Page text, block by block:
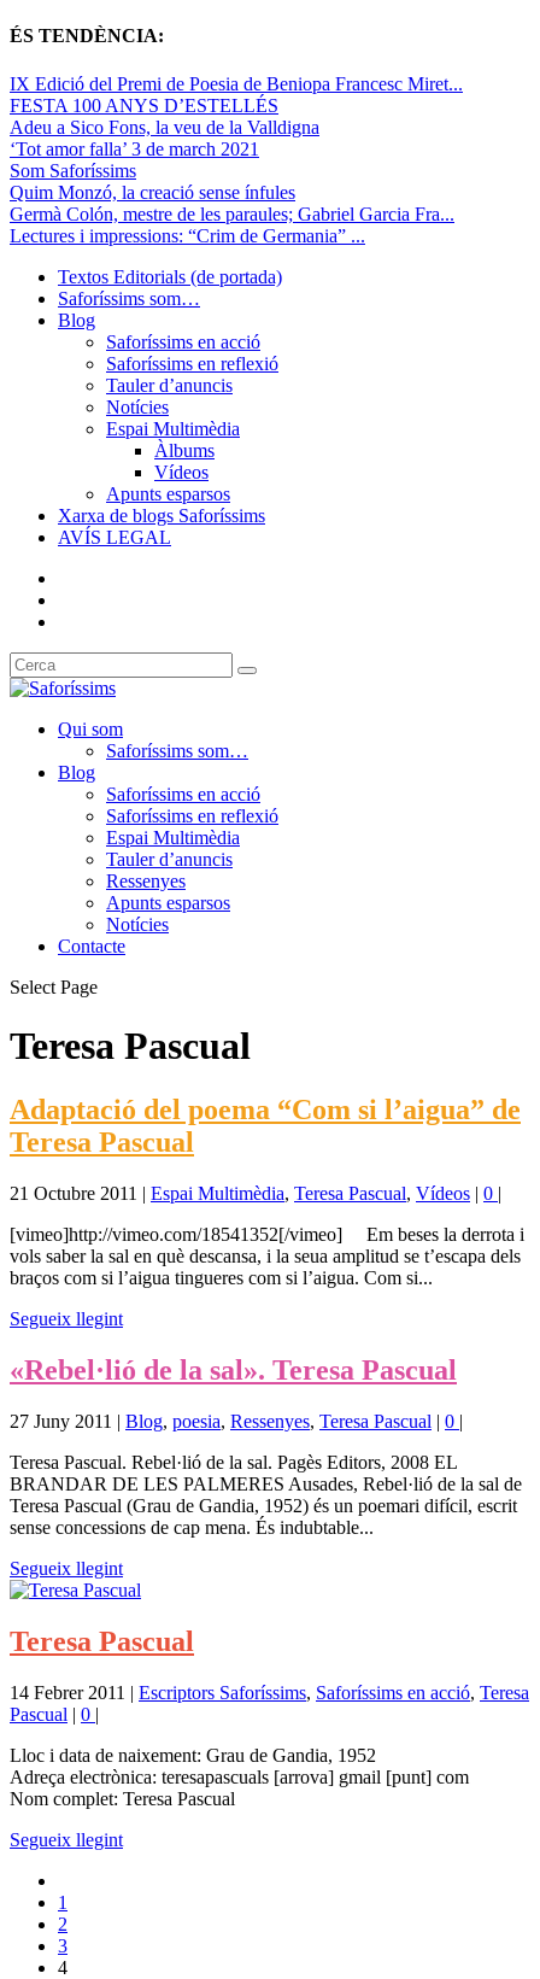
ÉS TENDÈNCIA:
IX Edició del Premi de Poesia de Beniopa Francesc Miret...
FESTA 100 ANYS D’ESTELLÉS
Adeu a Sico Fons, la veu de la Valldigna
‘Tot amor falla’ 3 de march 2021
Som Saforíssims
Quim Monzó, la creació sense ínfules
Germà Colón, mestre de les paraules; Gabriel Garcia Fra...
Lectures i impressions: “Crim de Germania” ...
Textos Editorials (de portada)
Saforíssims som…
Blog
Saforíssims en acció
Saforíssims en reflexió
Tauler d’anuncis
Notícies
Espai Multimèdia
Àlbums
Vídeos
Apunts esparsos
Xarxa de blogs Saforíssims
AVÍS LEGAL
Qui som
Saforíssims som…
Blog
Saforíssims en acció
Saforíssims en reflexió
Espai Multimèdia
Tauler d’anuncis
Ressenyes
Apunts esparsos
Notícies
Contacte
Select Page
Teresa Pascual
Adaptació del poema “Com si l’aigua” de
Teresa Pascual
21 Octubre 2011 | Espai Multimèdia, Teresa Pascual, Vídeos | 0 |
[vimeo]http://vimeo.com/18541352[/vimeo] Em beses la derrota i
vols saber la sal en què descansa, i la seua amplitud se t’escapa dels
braços com si l’aigua tingueres com si l’aigua. Com si...
Segueix llegint
«Rebel·lió de la sal». Teresa Pascual
27 Juny 2011 | Blog, poesia, Ressenyes, Teresa Pascual | 0 |
Teresa Pascual. Rebel·lió de la sal. Pagès Editors, 2008 EL
BRANDAR DE LES PALMERES Ausades, Rebel·lió de la sal de
Teresa Pascual (Grau de Gandia, 1952) és un poemari difícil, escrit
sense concessions de cap mena. És indubtable...
Segueix llegint
Teresa Pascual
14 Febrer 2011 | Escriptors Saforíssims, Saforíssims en acció, Teresa
Pascual | 0 |
Lloc i data de naixement: Grau de Gandia, 1952
Adreça electrònica: teresapascuals [arrova] gmail [punt] com
Nom complet: Teresa Pascual
Segueix llegint
1
2
3
4